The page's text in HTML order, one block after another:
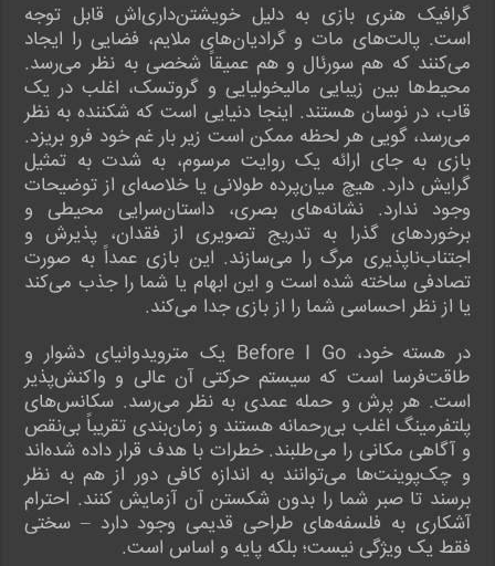
گرافیک هنری بازی به دلیل خویشتن‌داری‌اش قابل توجه
است. پالت‌های مات و گرادیان‌های ملایم، فضایی را ایجاد
می‌کنند که هم سورئال و هم عمیقاً شخصی به نظر می‌رسد.
محیط‌ها بین زیبایی مالیخولیایی و گروتسک، اغلب در یک
قاب، در نوسان هستند. اینجا دنیایی است که شکننده به نظر
می‌رسد، گویی هر لحظه ممکن است زیر بار غم خود فرو بریزد.
بازی به جای ارائه یک روایت مرسوم، به شدت به تمثیل
گرایش دارد. هیچ میان‌پرده طولانی یا خلاصه‌ای از توضیحات
وجود ندارد. نشانه‌های بصری، داستان‌سرایی محیطی و
برخوردهای گذرا به تدریج تصویری از فقدان، پذیرش و
اجتناب‌ناپذیری مرگ را می‌سازند. این بازی عمداً به صورت
تصادفی ساخته شده است و این ابهام یا شما را جذب می‌کند
یا از نظر احساسی شما را از بازی جدا می‌کند.
در هسته خود، Before I Go یک مترویدوانیای دشوار و
طاقت‌فرسا است که سیستم حرکتی آن عالی و واکنش‌پذیر
است. هر پرش و حمله عمدی به نظر می‌رسد. سکانس‌های
پلتفرمینگ اغلب بی‌رحمانه هستند و زمان‌بندی تقریباً بی‌نقص
و آگاهی مکانی را می‌طلبند. خطرات با هدف قرار داده شده‌اند
و چک‌پوینت‌ها می‌توانند به اندازه کافی دور از هم به نظر
برسند تا صبر شما را بدون شکستن آن آزمایش کنند. احترام
آشکاری به فلسفه‌های طراحی قدیمی وجود دارد – سختی
فقط یک ویژگی نیست؛ بلکه پایه و اساس است.